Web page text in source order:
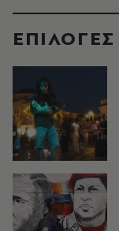
EΠΙΛΟΓΈΣ